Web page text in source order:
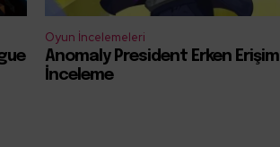
Oyun İncelemeleri
Anomaly President Erken Erişim
İnceleme